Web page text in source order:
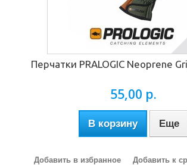
Перчатки PRALOGIC Neoprene
55,00 р.
В корзину Еще
Добавить в избранное Добавить к